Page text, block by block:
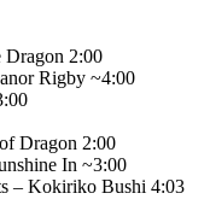
Dragon 2:00
Rigby ~4:00
Dragon 2:00
In ~3:00
– Kokiriko Bushi 4:03